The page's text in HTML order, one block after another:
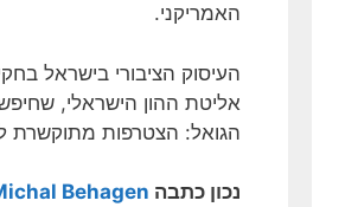
האמריקני.
אליטת ההון הישראלי,
הגואל: הצטרפות מתוקשרת
נכון כתבה Behagen